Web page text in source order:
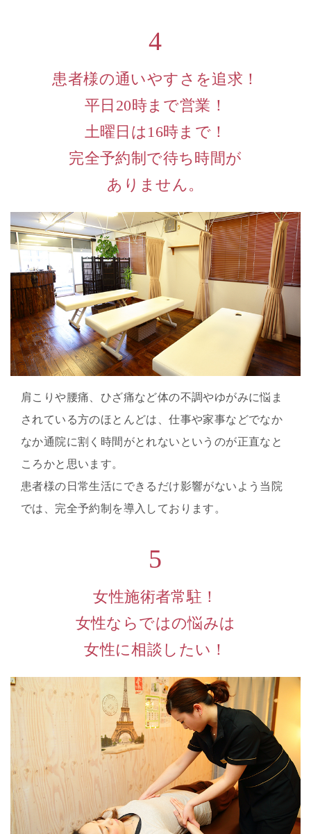
4
患者様の通いやすさを追求！
平日20時まで営業！
土曜日は16時まで！
完全予約制で待ち時間が
ありません。
肩こりや腰痛、ひざ痛など体の不調やゆがみに悩ま
されている方のほとんどは、仕事や家事などでなか
なか通院に割く時間がとれないというのが正直なと
ころかと思います。
患者様の日常生活にできるだけ影響がないよう当院
では、完全予約制を導入しております。
5
女性施術者常駐！
女性ならではの悩みは
女性に相談したい！